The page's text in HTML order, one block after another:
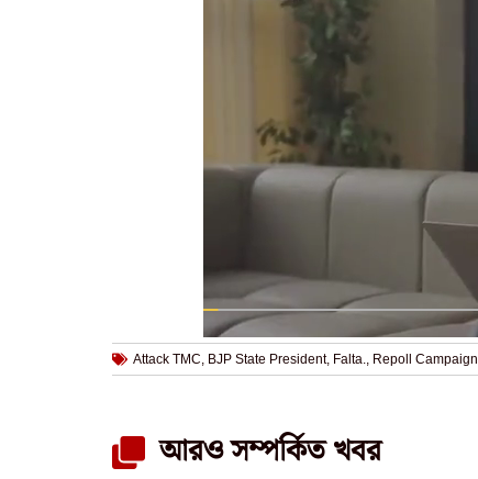
Attack TMC BJP State President, Falta. Repoll Campaign
আরও সম্পর্কিত খবর